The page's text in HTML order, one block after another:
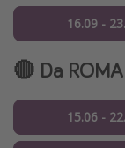
16.09 -
🔴 Da
15.06 -